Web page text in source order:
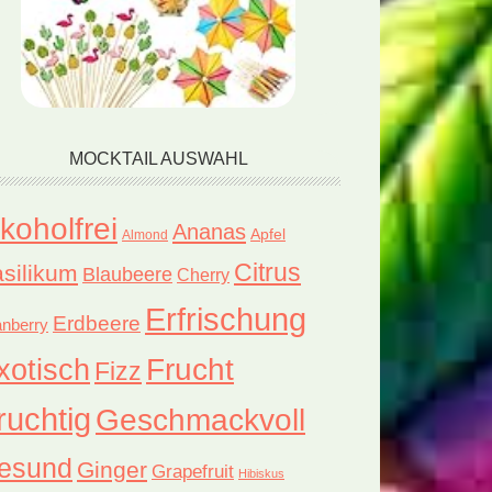
MOCKTAIL AUSWAHL
Almond Ananas Apfel
Blaubeere Cherry Citrus
Erdbeere Erfrischung
Fizz Frucht
Geschmackvoll
Ginger Grapefruit Hibiskus